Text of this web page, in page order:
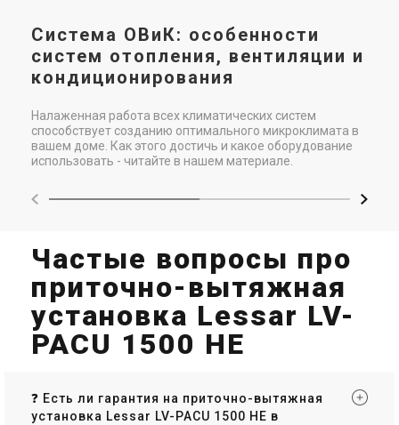
Система ОВиК: особенности
систем отопления, вентиляции и
кондиционирования
Налаженная работа всех климатических систем
способствует созданию оптимального микроклимата в
вашем доме. Как этого достичь и какое оборудование
использовать - читайте в нашем материале.
Частые вопросы про
приточно-вытяжная
установка Lessar LV-
PACU 1500 HE
❓ Есть ли гарантия на приточно-вытяжная
установка Lessar LV-PACU 1500 HE в